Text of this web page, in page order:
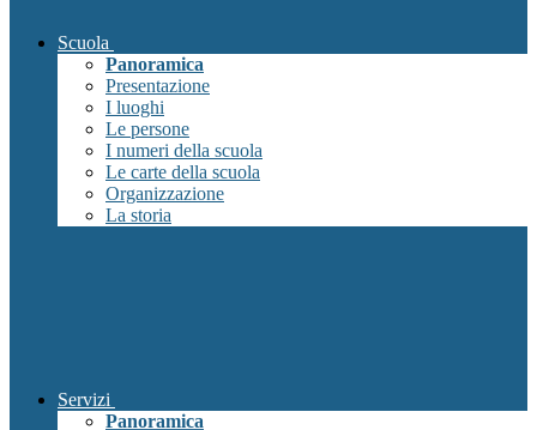
Scuola
Panoramica
Presentazione
I luoghi
Le persone
I numeri della scuola
Le carte della scuola
Organizzazione
La storia
Servizi
Panoramica